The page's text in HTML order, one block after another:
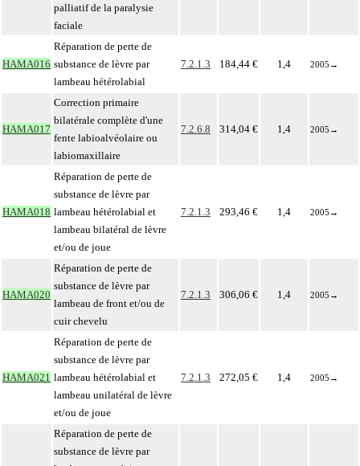
palliatif de la paralysie
faciale
HAMA016
Réparation de perte de
substance de lèvre par
lambeau hétérolabial
7.2.1.3 184,44 € 1,4 2005 →
HAMA017
Correction primaire
bilatérale complète d'une
fente labioalvéolaire ou
labiomaxillaire
7.2.6.8 314,04 € 1,4 2005 →
HAMA018
Réparation de perte de
substance de lèvre par
lambeau hétérolabial et
lambeau bilatéral de lèvre
et/ou de joue
7.2.1.3 293,46 € 1,4 2005 →
HAMA020
Réparation de perte de
substance de lèvre par
lambeau de front et/ou de
cuir chevelu
7.2.1.3 306,06 € 1,4 2005 →
HAMA021
Réparation de perte de
substance de lèvre par
lambeau hétérolabial et
lambeau unilatéral de lèvre
et/ou de joue
7.2.1.3 272,05 € 1,4 2005 →
Réparation de perte de
substance de lèvre par